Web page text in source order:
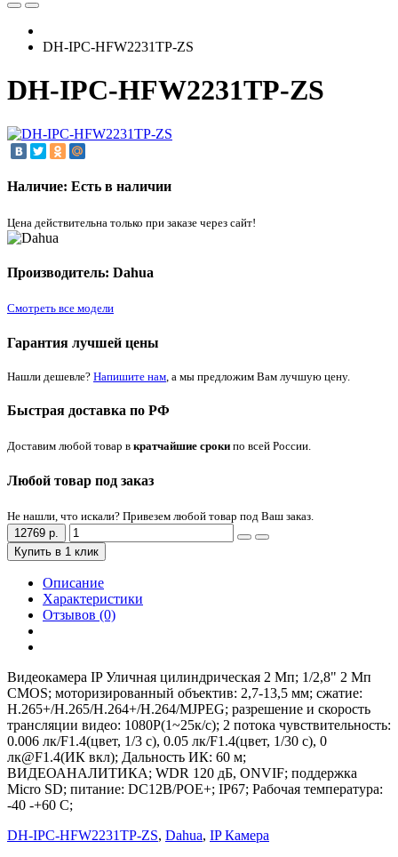
DH-IPC-HFW2231TP-ZS
DH-IPC-HFW2231TP-ZS
Наличие: Есть в наличии
Цена действительна только при заказе через сайт!
Производитель: Dahua
Смотреть все модели
Гарантия лучшей цены
Нашли дешевле? Напишите нам , а мы предложим Вам лучшую цену.
Быстрая доставка по РФ
Доставим любой товар в кратчайшие сроки по всей России.
Любой товар под заказ
Не нашли, что искали? Привезем любой товар под Ваш заказ.
12769 р.
Купить в 1 клик
Описание
Характеристики
Отзывов (0)
Видеокамера IP Уличная цилиндрическая 2 Mп; 1/2,8" 2 Mп
CMOS; моторизированный объектив: 2,7-13,5 мм; сжатие:
H.265+/H.265/H.264+/H.264/MJPEG; разрешение и скорость
трансляции видео: 1080P(1~25к/с); 2 потока чувствительность:
0.006 лк/F1.4(цвет, 1/3 с), 0.05 лк/F1.4(цвет, 1/30 с), 0
лк@F1.4(ИК вкл); Дальность ИК: 60 м;
ВИДЕОАНАЛИТИКА; WDR 120 дБ, ONVIF; поддержка
Micro SD; питание: DC12В/POE+; IP67; Рабочая температура:
-40 -+60 С;
DH-IPC-HFW2231TP-ZS, Dahua, IP Камера